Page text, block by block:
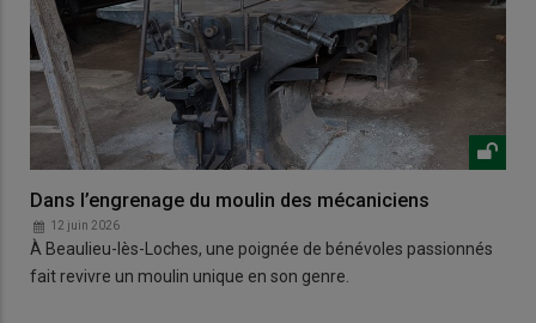
Dans l’engrenage du moulin des mécaniciens
12 juin 2026
À Beaulieu-lès-Loches, une poignée de bénévoles passionnés
fait revivre un moulin unique en son genre.